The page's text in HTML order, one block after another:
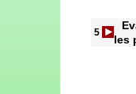
5
les